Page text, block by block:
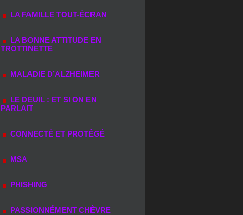
LA FAMILLE TOUT-ÉCRAN
LA BONNE ATTITUDE EN
TROTTINETTE
MALADIE D’ALZHEIMER
LE DEUIL : ET SI ON EN
PARLAIT
CONNECTÉ ET PROTÉGÉ
MSA
PHISHING
PASSIONNÉMENT CHÈVRE